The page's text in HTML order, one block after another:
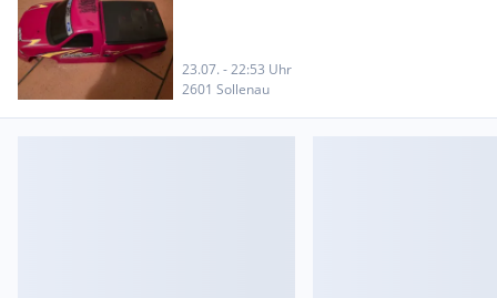
23.07. - 22:53 Uhr
2601 Sollenau